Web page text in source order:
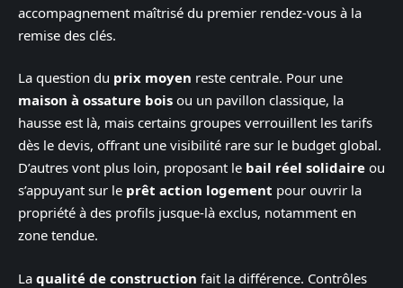
accompagnement maîtrisé du premier rendez-vous à la
remise des clés.
La question du prix moyen reste centrale. Pour une
maison à ossature bois ou un pavillon classique, la
hausse est là, mais certains groupes verrouillent les tarifs
dès le devis, offrant une visibilité rare sur le budget global.
D’autres vont plus loin, proposant le bail réel solidaire ou
s’appuyant sur le prêt action logement pour ouvrir la
propriété à des profils jusque-là exclus, notamment en
zone tendue.
La qualité de construction fait la différence. Contrôles